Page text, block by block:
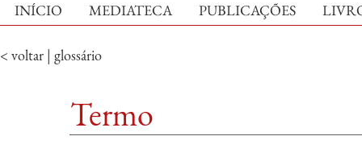
INÍCIO MEDIATECA PUBLICAÇÕES
< voltar | glossário
Termo